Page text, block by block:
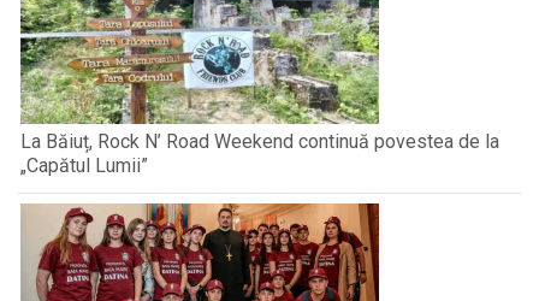
La Băiuț, Rock N’ Road Weekend continuă povestea de la
„Capătul Lumii”